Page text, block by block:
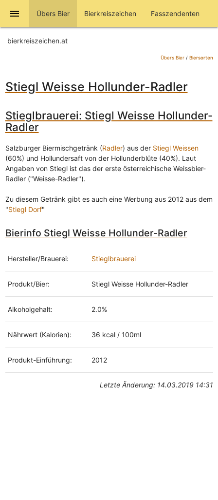
menu Übers Bier Bierkreiszeichen Fasszendenten
bierkreiszeichen.at
Übers Bier/ Biersorten
Stiegl Weisse Hollunder-Radler
Stieglbrauerei: Stiegl Weisse Hollunder-
Radler
Salzburger Biermischgetränk (Radler) aus der Stiegl Weissen
(60%) und Hollundersaft von der Hollunderblüte (40%). Laut
Angaben von Stiegl ist das der erste österreichische Weissbier-
Radler ("Weisse-Radler").
Zu diesem Getränk gibt es auch eine Werbung aus 2012 aus dem
"Stiegl Dorf"
Bierinfo Stiegl Weisse Hollunder-Radler
Hersteller/Brauerei: Stieglbrauerei
Produkt/Bier: Stiegl Weisse Hollunder-Radler
Alkoholgehalt: 2.0%
Nährwert (Kalorien): 36 kcal / 100ml
Produkt-Einführung: 2012
Letzte Änderung: 14.03.2019 14:31